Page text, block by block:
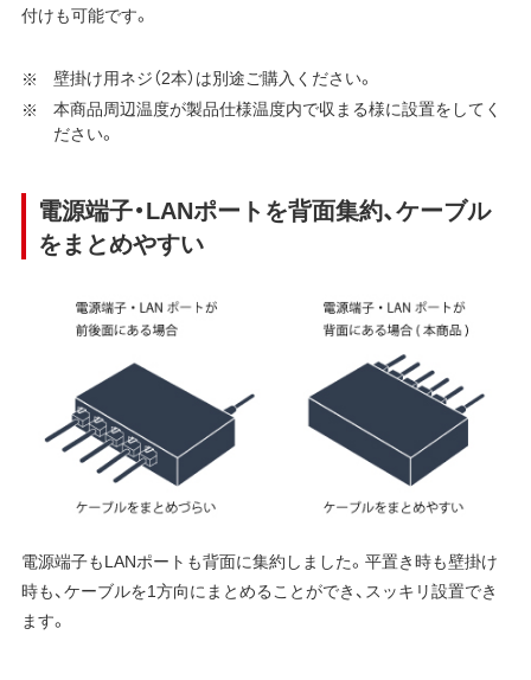
付けも可能です。
壁掛け用ネジ（2本）は別途ご購入ください。
本商品周辺温度が製品仕様温度内で収まる様に設置をしてく
ださい。
電源端子・LANポートを背面集約、ケーブル
をまとめやすい
電源端子もLANポートも背面に集約しました。平置き時も壁掛け
時も、ケーブルを1方向にまとめることができ、スッキリ設置でき
ます。